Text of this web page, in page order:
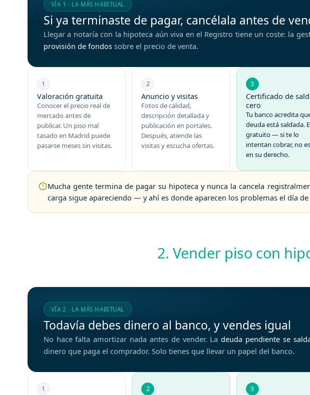
VÍA 1 · LA MÁS HABITUAL
Si ya terminaste de pagar, cancélala antes de
Llegar a notaría con la hipoteca aún viva en el Registro tiene un coste: la
provisión de fondossobre el precio de venta.
1
Valoración gratuita
Conocer el precio real de
mercado antes de
publicar. Un piso mal
tasado en Madrid puede
pasarse meses sin visitas.
2
Anuncio y visitas
Fotos de calidad,
descripción detallada y
publicación en portales.
Después, atiende las
visitas y escucha ofertas.
3
Certificado de
cero
Tu banco acredita
deuda está saldada.
gratuito— si te lo
intentan cobrar, no
en su derecho.
Mucha gente termina de pagar su hipoteca y nunca la cancela
carga sigue apareciendo — y ahí es donde aparecen los problemas el día
2. Vender piso con
VÍA 2 · LA MÁS HABITUAL
Todavía debes dinero al banco, y vendes igual
No hace falta amortizar nada antes de vender. Ladeuda pendiente se
dinero que paga el comprador. Solo tienes que llevar un papel del banco.
1 2 3